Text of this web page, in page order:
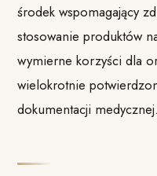
środek wspomagający
stosowanie produktów
wymierne korzyści dla
wielokrotnie
dokumentacji medycznej.